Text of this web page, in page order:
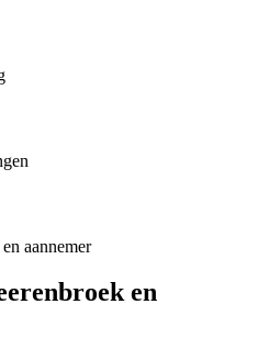
aannemer
en